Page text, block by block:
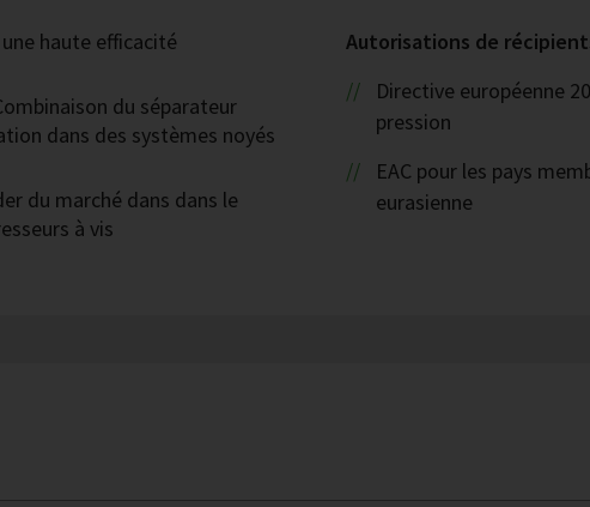
haute efficacité
du séparateur
dans des systèmes noyés
du marché dans dans le
à vis
Autorisations de
Directive européenne
pression
EAC pour les pays
eurasienne